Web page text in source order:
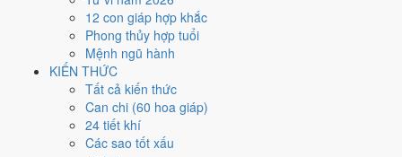
12 con giáp hợp khắc
Phong thủy hợp tuổi
Mệnh ngũ hành
KIẾN THỨC
Tất cả kiến thức
Can chi (60 hoa giáp)
24 tiết khí
Các sao tốt xấu
5.0/10nên đây làNgày Bình Hòa
thường ngày.
Thân, Thìn, Sửuhợp ngày; tuổi
Ngày 11/9/2026 chỉ đạt5.0/10cho việc trọng đại. Có
để thay thế, xem mục xử lý bên dưới.
Ngày 11/9/2026 tốt hay xấu cho